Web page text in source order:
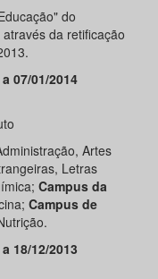
do
da retificação
07/01/2014
Artes
Letras
Campus da
Campus de
18/12/2013